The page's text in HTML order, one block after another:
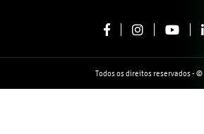
Todos os direitos reservados - ©